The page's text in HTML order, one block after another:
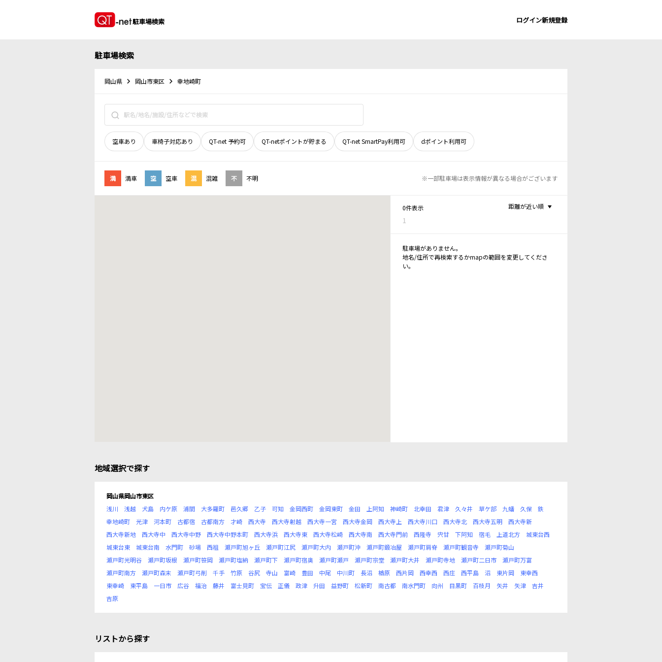
駐車場検索 ログイン新規登録
駐車場検索
岡山県 岡山市東区 幸地崎町
空車あり 車椅子対応あり QT-net 予約可 QT-netポイントが貯まる QT-net SmartPay利用可 dポイント利用可
満 満車 空 空車 混 混雑 不 不明 ※一部駐車場は表示情報が異なる場合がございます
0件表示
1
距離が近い順
駐車場がありません。
地名/住所で再検索するかmapの範囲を変更してくださ
い。
地域選択で探す
岡山県岡山市東区
浅川
浅越 犬島 内ケ原 浦間 大多羅町 邑久郷 乙子 可知 金岡西町 金岡東町 金田 上阿知 神崎町 北幸田 君津 久々井 草ケ部 九蟠 久保
鉄
幸地崎町
光津 河本町 古都宿 古都南方 才崎 西大寺 西大寺射越 西大寺一宮 西大寺金岡 西大寺上 西大寺川口 西大寺北 西大寺五明
西大寺新
西大寺新地
西大寺中 西大寺中野 西大寺中野本町 西大寺浜 西大寺東 西大寺松崎 西大寺南 西大寺門前 西隆寺 宍甘 下阿知 宿毛 上道北方
城東台西
城東台東
城東台南 水門町 砂場 西祖 瀬戸町旭ヶ丘 瀬戸町江尻 瀬戸町大内 瀬戸町沖 瀬戸町鍛冶屋 瀬戸町肩脊 瀬戸町観音寺
瀬戸町菊山
瀬戸町光明谷
瀬戸町坂根 瀬戸町笹岡 瀬戸町塩納 瀬戸町下 瀬戸町宿奥 瀬戸町瀬戸 瀬戸町宗堂 瀬戸町大井 瀬戸町寺地 瀬戸町二日市
瀬戸町万富
瀬戸町南方
瀬戸町森末 瀬戸町弓削 千手 竹原 谷尻 寺山 富崎 豊田 中尾 中川町 長沼 楢原 西片岡 西幸西 西庄 西平島 沼 東片岡
東幸西
東幸崎
東平島 一日市 広谷 福治 藤井 富士見町 宝伝 正儀 政津 升田 益野町 松新町 南古都 南水門町 向州 目黒町 百枝月 矢井 矢津
吉井
吉原
リストから探す